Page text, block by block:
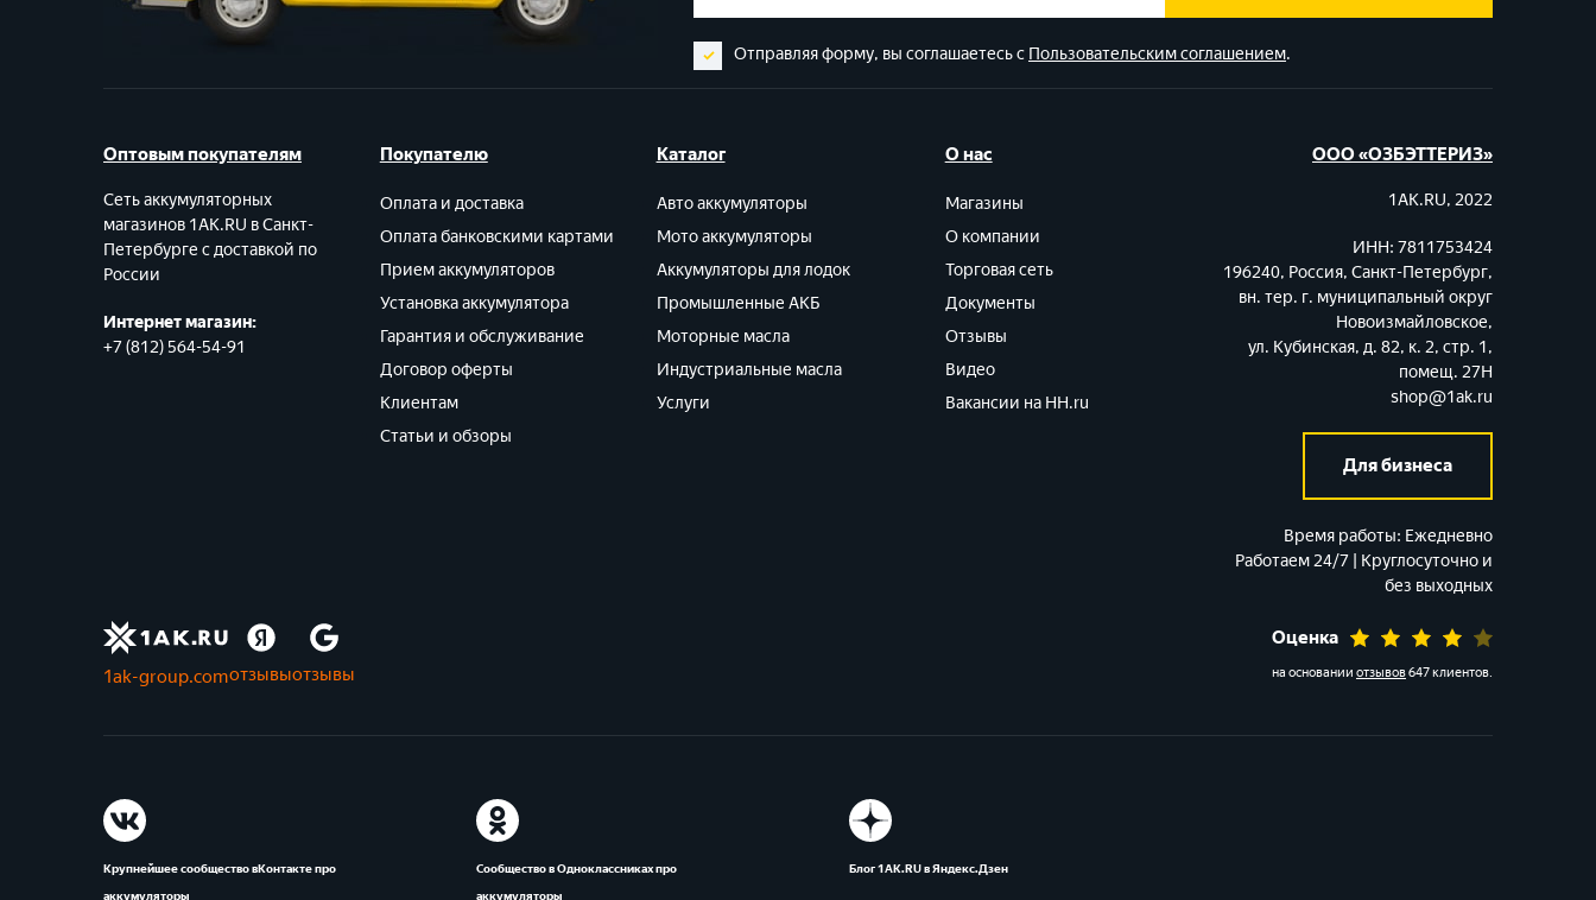
Отправляя форму, вы соглашаетесь с Пользовательским соглашением.
Оптовым покупателям
Сеть аккумуляторных
магазинов 1AK.RU в Санкт-
Петербурге с доставкой по
России
Интернет магазин:
+7 (812) 564-54-91
Покупателю
Оплата и доставка
Оплата банковскими картами
Прием аккумуляторов
Установка аккумулятора
Гарантия и обслуживание
Договор оферты
Клиентам
Статьи и обзоры
Каталог
Авто аккумуляторы
Мото аккумуляторы
Аккумуляторы для лодок
Промышленные АКБ
Моторные масла
Индустриальные масла
Услуги
О нас
Магазины
О компании
Торговая сеть
Документы
Отзывы
Видео
Вакансии на HH.ru
ООО «ОЗБЭТТЕРИЗ»
1AK.RU, 2022
ИНН: 7811753424
196240, Россия, Санкт-Петербург,
вн. тер. г. муниципальный округ
Новоизмайловское,
ул. Кубинская, д. 82, к. 2, стр. 1,
помещ. 27Н
shop@1ak.ru
Для бизнеса
Время работы: Ежедневно
Работаем 24/7 | Круглосуточно и
без выходных
1ak-group.comотзывыотзывы
Оценка
на основании отзывов647 клиентов.
Крупнейшее сообщество вКонтакте про
аккумуляторы
Сообщество в Одноклассниках про
аккумуляторы
Блог 1АК.RU в Яндекс.Дзен